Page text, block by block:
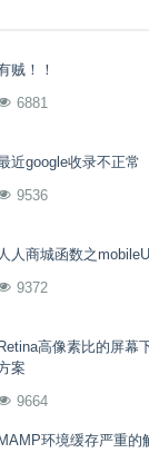
贼！！
6881
近google收录不正常
9536
人人商城函数之
9372
Retina高像素比的屏幕
案
9664
MAMP环境缓存严重的